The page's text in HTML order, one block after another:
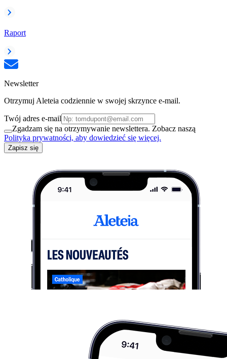
Raport
Newsletter
Otrzymuj Aleteia codziennie w swojej skrzynce e-mail.
Twój adres e-mail
Zgadzam się na otrzymywanie newslettera. Zobacz naszą
Polityka prywatności, aby dowiedzieć się więcej.
Zapisz się